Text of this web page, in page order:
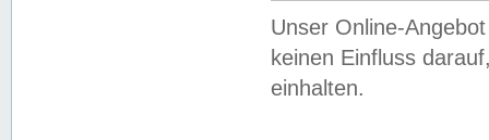
Unser Online-
keinen Einfluss
einhalten.